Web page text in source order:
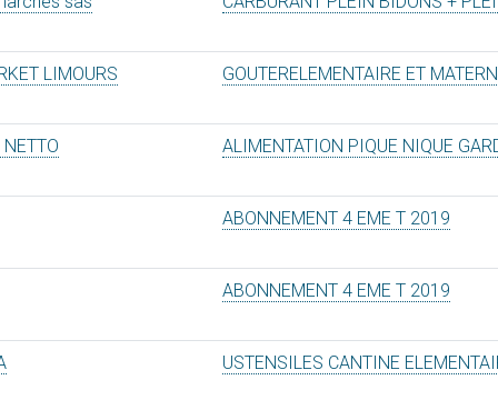
LIMOURS GOUTERELEMENTAIRE ET
ALIMENTATION PIQUE NIQUE
ABONNEMENT 4 EME T 2019
ABONNEMENT 4 EME T 2019
USTENSILES CANTINE